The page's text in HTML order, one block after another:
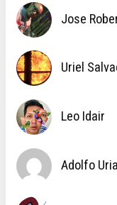
Jose
Uriel
Leo Idair
Adolfo